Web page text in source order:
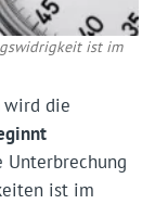
ist im
wird die
Unterbrechung
ist im